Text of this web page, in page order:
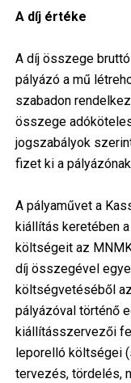
A díj értéke
A díj összege
pályázó a mű
szabadon
összege
jogszabályok
fizet ki a
A pályaművet a
kiállítás keretében
költségeit az
díj összegével
költségvetéséből
pályázóval történő
kiállításszervezői
leporelló költségei
tervezés, tördelés,